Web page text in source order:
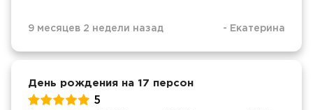
9 месяцев 2 недели назад - Екатерина
День рождения на 17 персон
5